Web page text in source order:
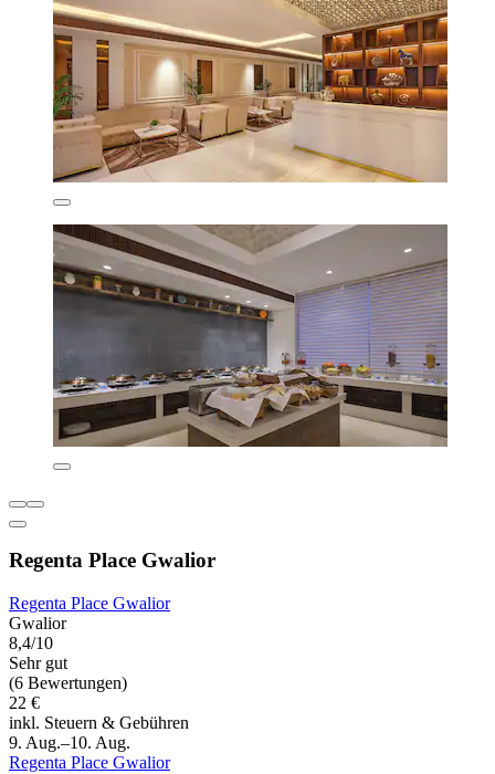
Regenta Place Gwalior
Regenta Place Gwalior
Gwalior
8,4/10
Sehr gut
(6 Bewertungen)
22 €
inkl. Steuern & Gebühren
9. Aug.–10. Aug.
Regenta Place Gwalior